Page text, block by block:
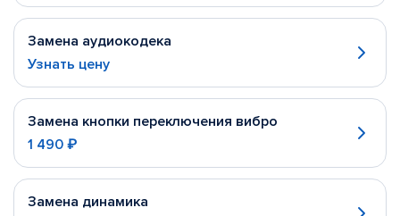
Замена аудиокодека
Узнать цену
Замена кнопки переключения вибро
1 490 ₽
Замена динамика